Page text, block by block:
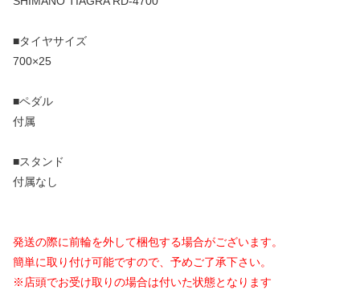
■タイヤサイズ
700×25
■ペダル
付属
■スタンド
付属なし
発送の際に前輪を外して梱包する場合がございます。
簡単に取り付け可能ですので、予めご了承下さい。
※店頭でお受け取りの場合は付いた状態となります